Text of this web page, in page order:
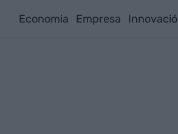
Economia Empresa Innovació